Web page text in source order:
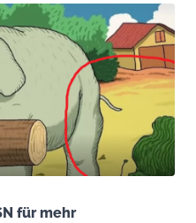
für mehr